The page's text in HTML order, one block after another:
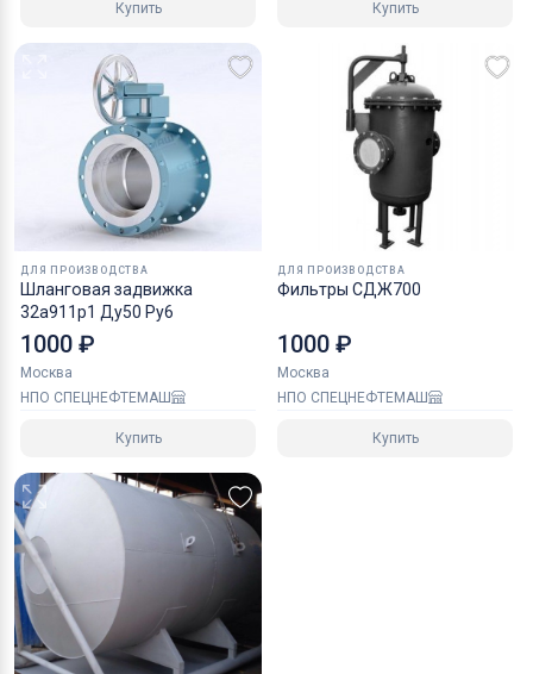
Купить Купить
ДЛЯ ПРОИЗВОДСТВА
Шланговая задвижка
32а911р1 Ду50 Ру6
1000 ₽
Москва
НПО СПЕЦНЕФТЕМАШ
Купить
ДЛЯ ПРОИЗВОДСТВА
Фильтры СДЖ700
1000 ₽
Москва
НПО СПЕЦНЕФТЕМАШ
Купить